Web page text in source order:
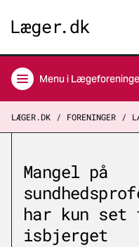
Menu i
LÆGER.DK FORENINGER
Mangel på
har kun set
isbjerget